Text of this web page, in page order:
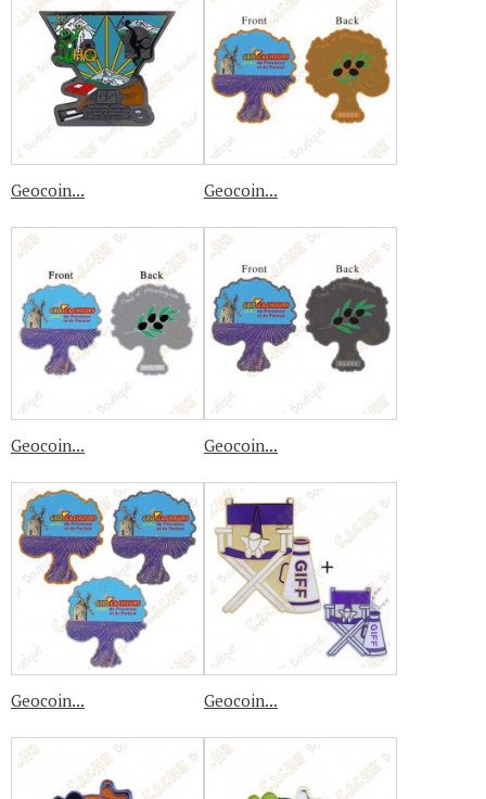
Geocoin... Geocoin...
Geocoin... Geocoin...
Geocoin... Geocoin...